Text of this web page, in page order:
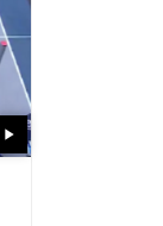
play_arrow